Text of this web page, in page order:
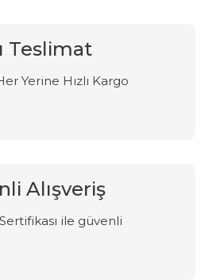
Teslimat
Yerine Hızlı Kargo
Alışveriş
ile güvenli